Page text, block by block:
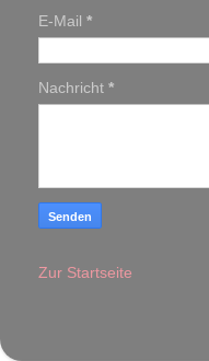
E-Mail *
Nachricht *
Zur Startseite